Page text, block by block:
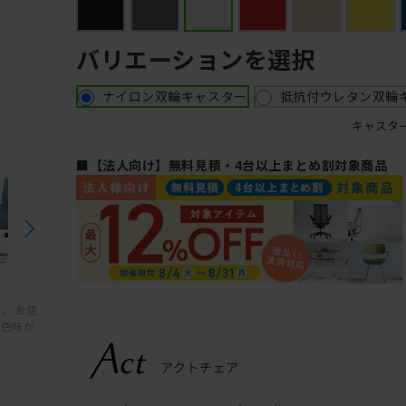
お使
味が
バリエーションを選択
ナイロン双輪キャスター 抵抗付ウレタン双輪
キャスタ
■【法人向け】無料見積・4台以上まとめ割対象商品